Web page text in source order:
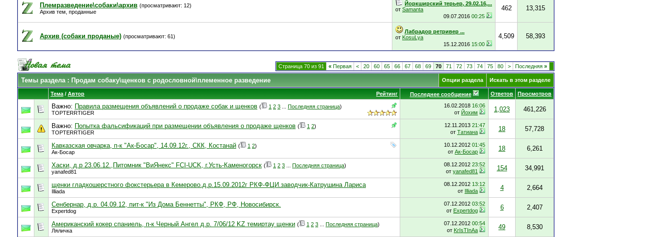
Племразведение\собаки\архив (просматривают: 12)
Архив тем, проданные
Йоркширский терьер, 29.02.16,...
от Samanta
09.07.2016 00:25
462 13,315
Архив (собаки проданые) (просматривают: 61)
Лабрадор ретривер ...
от KosuLya
15.12.2016 15:00
4,509 58,393
Страница 70 из 91 « Первая < 20 60 65 66 67 68 69 70 71 72 73 74 75 80 > Последняя »
Темы раздела: Продам собаку\щенков с родословной\племенное разведение Опции раздела Искать в этом разделе
Рейтинг
Тема / Автор Последнее сообщение Ответов Просмотров
Важно: Правила размещения объявлений о продаже собак и щенков ( 1 2 3 Последняя страница)
TOPTERRTIGER
16.02.2018 16:06
от Йохим 1,023 461,226
Важно: Попытка фальсификаций при размещении объявления о продаже щенков ( 1 2)
TOPTERRTIGER
12.11.2013 21:47
от Татиана 18 57,728
Кавказская овчарка, п-к "Ак-Босар", 14.09.12г., СКК, Костанай ( 1 2)
Ак-Босар
10.12.2012 01:45
от Ак-Босар 18 6,261
Хаски, д.р 23.06.12.,Питомник "ВиЯнекс" FCI-UCK, г.Усть-Каменогорск ( 1 2 3 Последняя страница)
yanafed81
08.12.2012 23:52
от yanafed81 154 34,991
щенки гладкошерстного фокстерьера в Кемерово.д.р.15.09.2012г РКФ-ФЦИ.заводчик-Катрушина Лариса
Illiada
08.12.2012 13:12
от Illiada 4 2,664
Сенбернар, д.р. 04.09.12, пит-к "Из Дома Беннетты", РКФ, РФ, Новосибирск.
Expertdog
07.12.2012 03:52
от Expertdog 6 2,407
Американский кокер спаниель, п-к Черный Ангел д.р. 7/06/12 KZ темиртау щенки ( 1 2 3 Последняя страница)
Ляличка
07.12.2012 00:54
от KrIsTInAa 49 8,530